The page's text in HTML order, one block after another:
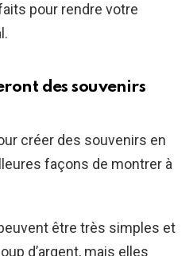
pour rendre votre
des souvenirs
créer des souvenirs en
façons de montrer à
être très simples et
d’argent, mais elles